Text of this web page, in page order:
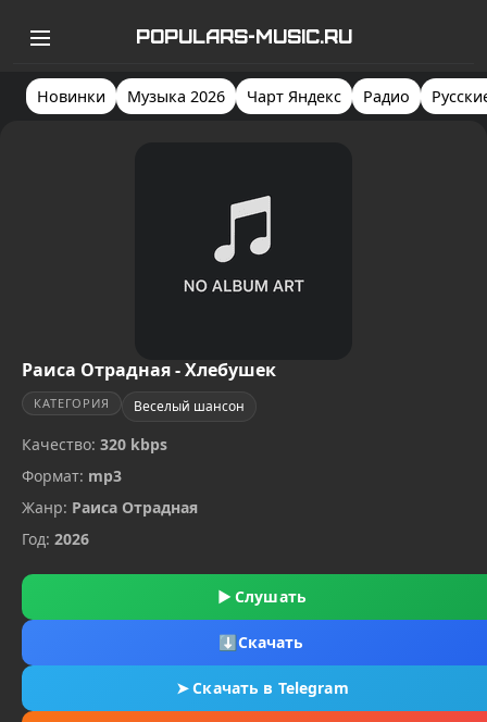
POPULARS-MUSIC.RU
Новинки Музыка 2026 Чарт Яндекс Радио
Раиса Отрадная - Хлебушек
КАТЕГОРИЯ Веселый шансон
Качество: 320 kbps
Формат: mp3
Жанр: Раиса Отрадная
Год: 2026
▶ Слушать
⬇Скачать
➤Скачать в Telegram